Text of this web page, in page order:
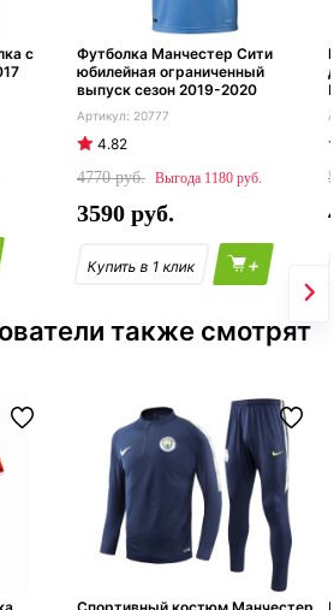
с
Футболка Манчестер Сити
юбилейная ограниченный
выпуск сезон 2019-2020
20777
4.82
4770
1180
3590
+
также смотрят